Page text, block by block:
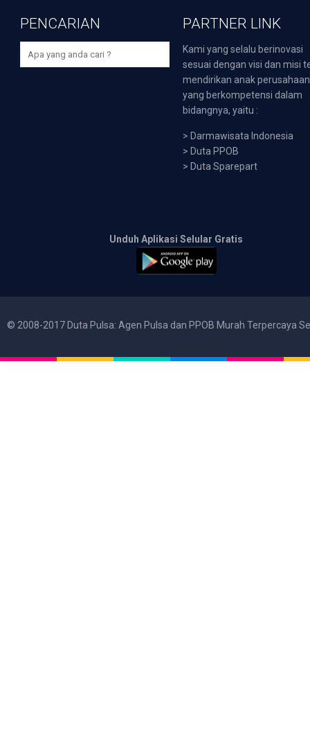
PENCARIAN PARTNER LINK
Kami yang selalu berinovasi
sesuai dengan visi dan misi
mendirikan anak perusahaan
yang berkompetensi dalam
bidangnya, yaitu :
> Darmawisata Indonesia
> Duta PPOB
> Duta Sparepart
Unduh Aplikasi Selular Gratis
© 2008-2017 Duta Pulsa: Agen Pulsa dan PPOB Murah Terpercaya